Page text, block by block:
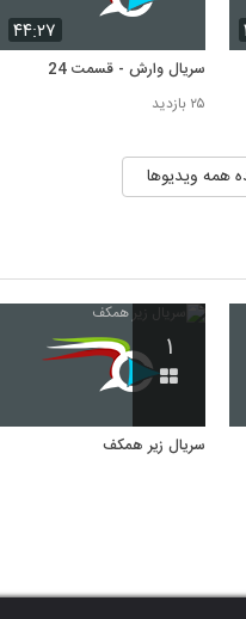
۴۴:۲۷
سریال وارش - قسمت 24
۲۵ بازدید
همه ویدیوها
۱
سریال زیر همکف